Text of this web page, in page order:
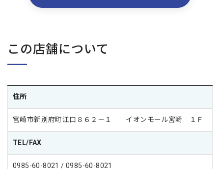
この店舗について
住所
宮崎市新別府町江口８６２－１ イオンモール宮崎 １Ｆ
TEL/FAX
0985-60-8021 / 0985-60-8021